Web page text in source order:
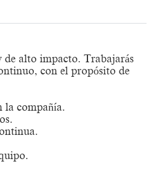
de alto impacto. Trabajarás
con el propósito de
la compañía.